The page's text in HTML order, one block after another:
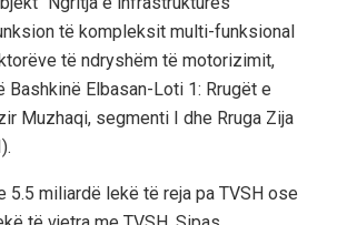
të kompleksit multi-funksional
të ndryshëm të motorizimit,
Bashkinë Elbasan-Loti 1: Rrugët e
Muzhaqi, segmenti I dhe Rruga Zija
5.5 miliardë lekë të reja pa TVSH ose